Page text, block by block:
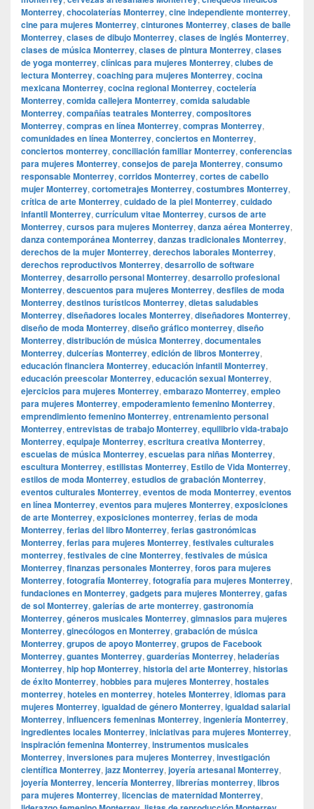
Monterrey, chocolaterías Monterrey, cine independiente monterrey,
cine para mujeres Monterrey, cinturones Monterrey, clases de baile
Monterrey, clases de dibujo Monterrey, clases de inglés Monterrey,
clases de música Monterrey, clases de pintura Monterrey, clases
de yoga monterrey, clínicas para mujeres Monterrey, clubes de
lectura Monterrey, coaching para mujeres Monterrey, cocina
mexicana Monterrey, cocina regional Monterrey, coctelería
Monterrey, comida callejera Monterrey, comida saludable
Monterrey, compañías teatrales Monterrey, compositores
Monterrey, compras en línea Monterrey, compras Monterrey,
comunidades en línea Monterrey, conciertos en Monterrey,
conciertos monterrey, conciliación familiar Monterrey, conferencias
para mujeres Monterrey, consejos de pareja Monterrey, consumo
responsable Monterrey, corridos Monterrey, cortes de cabello
mujer Monterrey, cortometrajes Monterrey, costumbres Monterrey,
crítica de arte Monterrey, cuidado de la piel Monterrey, cuidado
infantil Monterrey, currículum vitae Monterrey, cursos de arte
Monterrey, cursos para mujeres Monterrey, danza aérea Monterrey,
danza contemporánea Monterrey, danzas tradicionales Monterrey,
derechos de la mujer Monterrey, derechos laborales Monterrey,
derechos reproductivos Monterrey, desarrollo de software
Monterrey, desarrollo personal Monterrey, desarrollo profesional
Monterrey, descuentos para mujeres Monterrey, desfiles de moda
Monterrey, destinos turísticos Monterrey, dietas saludables
Monterrey, diseñadores locales Monterrey, diseñadores Monterrey,
diseño de moda Monterrey, diseño gráfico monterrey, diseño
Monterrey, distribución de música Monterrey, documentales
Monterrey, dulcerías Monterrey, edición de libros Monterrey,
educación financiera Monterrey, educación infantil Monterrey,
educación preescolar Monterrey, educación sexual Monterrey,
ejercicios para mujeres Monterrey, embarazo Monterrey, empleo
para mujeres Monterrey, empoderamiento femenino Monterrey,
emprendimiento femenino Monterrey, entrenamiento personal
Monterrey, entrevistas de trabajo Monterrey, equilibrio vida-trabajo
Monterrey, equipaje Monterrey, escritura creativa Monterrey,
escuelas de música Monterrey, escuelas para niñas Monterrey,
escultura Monterrey, estilistas Monterrey, Estilo de Vida Monterrey,
estilos de moda Monterrey, estudios de grabación Monterrey,
eventos culturales Monterrey, eventos de moda Monterrey, eventos
en línea Monterrey, eventos para mujeres Monterrey, exposiciones
de arte Monterrey, exposiciones monterrey, ferias de moda
Monterrey, ferias del libro Monterrey, ferias gastronómicas
Monterrey, ferias para mujeres Monterrey, festivales culturales
monterrey, festivales de cine Monterrey, festivales de música
Monterrey, finanzas personales Monterrey, foros para mujeres
Monterrey, fotografía Monterrey, fotografía para mujeres Monterrey,
fundaciones en Monterrey, gadgets para mujeres Monterrey, gafas
de sol Monterrey, galerías de arte monterrey, gastronomía
Monterrey, géneros musicales Monterrey, gimnasios para mujeres
Monterrey, ginecólogos en Monterrey, grabación de música
Monterrey, grupos de apoyo Monterrey, grupos de Facebook
Monterrey, guantes Monterrey, guarderías Monterrey, heladerías
Monterrey, hip hop Monterrey, historia del arte Monterrey, historias
de éxito Monterrey, hobbies para mujeres Monterrey, hostales
monterrey, hoteles en monterrey, hoteles Monterrey, idiomas para
mujeres Monterrey, igualdad de género Monterrey, igualdad salarial
Monterrey, influencers femeninas Monterrey, ingeniería Monterrey,
ingredientes locales Monterrey, iniciativas para mujeres Monterrey,
inspiración femenina Monterrey, instrumentos musicales
Monterrey, inversiones para mujeres Monterrey, investigación
científica Monterrey, jazz Monterrey, joyería artesanal Monterrey,
joyería Monterrey, lencería Monterrey, librerías monterrey, libros
para mujeres Monterrey, licencias de maternidad Monterrey,